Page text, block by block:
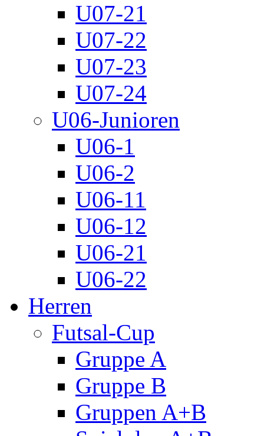
U07-21
U07-22
U07-23
U07-24
U06-Junioren
U06-1
U06-2
U06-11
U06-12
U06-21
U06-22
Herren
Futsal-Cup
Gruppe A
Gruppe B
Gruppen A+B